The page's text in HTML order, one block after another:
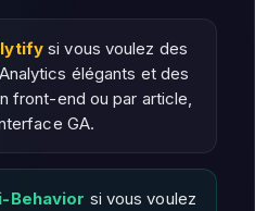
si vous voulez des
élégants et des
front-end ou par article,
GA.
Behavior si vous voulez